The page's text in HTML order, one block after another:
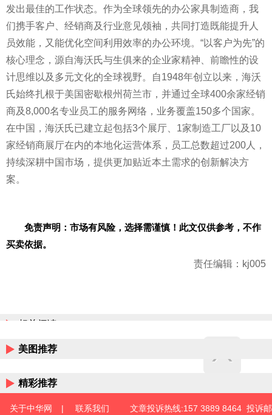
发出最佳的工作状态。作为全球领先的办公家具制造商，我
们携手客户、经销商及行业意见领袖，共同打造既能提升人
员效能，又能优化空间利用效率的办公环境。“以客户为先”的
核心理念，源自海沃氏与生俱来的企业家精神、前瞻性的设
计思维以及多元文化的全球视野。自1948年创立以来，海沃
氏始终扎根于美国密歇根州荷兰市，并通过全球400余家经销
商及8,000名专业员工的服务网络，业务覆盖150多个国家。
在中国，海沃氏已建立起包括3个展厅、1家制造工厂以及10
家经销商展厅在内的本地化运营体系，员工总数超过200人，
持续深耕中国市场，提供更加贴近本土需求的创新解决方
案。
免责声明：市场有风险，选择需谨慎！此文仅供参考，不作
买卖依据。
责任编辑：kj005
相关阅读
美图推荐
精彩推荐
关于中华网 | 联系我们 文章投诉热线:157 3889 8464 投诉邮